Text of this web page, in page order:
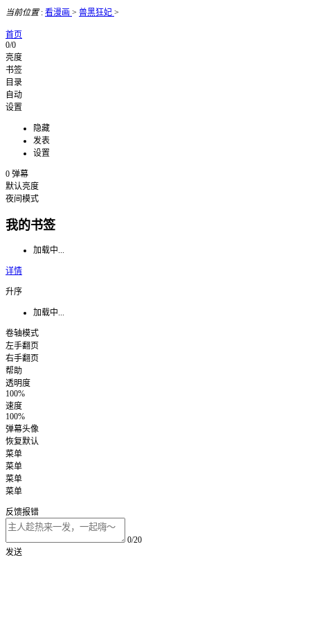
当前位置: 看漫画 > 兽黑狂妃 >
首页
0/0
亮度
书签
目录
自动
设置
隐藏
发表
设置
0 弹幕
默认亮度
夜间模式
我的书签
加载中...
详情
升序
加载中...
卷轴模式
左手翻页
右手翻页
帮助
透明度
100%
速度
100%
弹幕头像
恢复默认
菜单
菜单
菜单
菜单
反馈报错
0/20
发送